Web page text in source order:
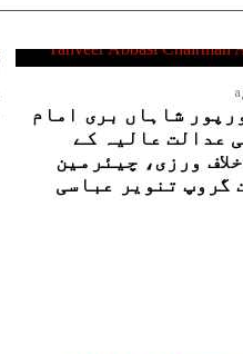
شاہاں بری امام
عدالت عالیہ کے
ورزی، چیئرمین
گروپ تنویر عباسی